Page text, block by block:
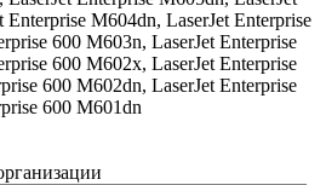
M604dn, LaserJet Enterprise
600 M603n, LaserJet Enterprise
600 M602x, LaserJet Enterprise
600 M602dn, LaserJet Enterprise
600 M601dn